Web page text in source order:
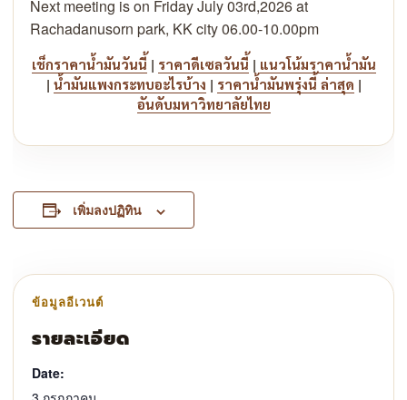
Next meeting is on Friday July 03rd,2026 at
Rachadanusorn park, KK city 06.00-10.00pm
เช็กราคาน้ำมันวันนี้ | ราคาดีเซลวันนี้ | แนวโน้มราคาน้ำมัน
| น้ำมันแพงกระทบอะไรบ้าง | ราคาน้ำมันพรุ่งนี้ ล่าสุด |
อันดับมหาวิทยาลัยไทย
เพิ่มลงปฏิทิน
รายละเอียด
Date: